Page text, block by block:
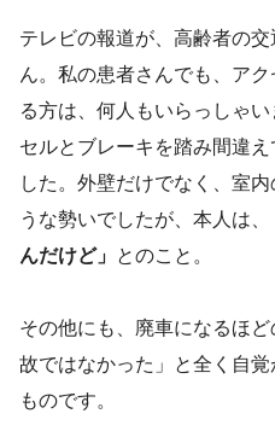
テレビの報道が、高齢者の
ん。私の患者さんでも、ア
る方は、何人もいらっしゃ
セルとブレーキを踏み間違
した。外壁だけでなく、室
うな勢いでしたが、本人は、
んだけど」 とのこと。
その他にも、廃車になるほ
故ではなかった」と全く自
ものです。